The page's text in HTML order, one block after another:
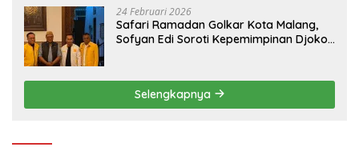
24 Februari 2026
Safari Ramadan Golkar Kota Malang,
Sofyan Edi Soroti Kepemimpinan Djoko
Selengkapnya